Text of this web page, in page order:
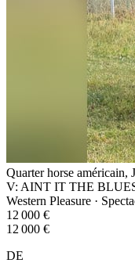
Quarter horse américain,
V: AINT IT THE
Western Pleasure ·
12 000 €
12 000 €
DE